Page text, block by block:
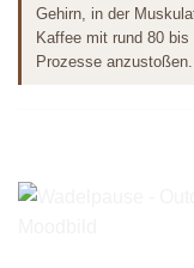
Gehirn, in der
Kaffee mit rund 80
Prozesse anzustoßen.